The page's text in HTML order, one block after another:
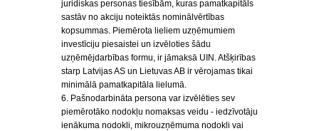
juridiskas personas tiesībām, kuras pamatkapitāls
sastāv no akciju noteiktās nominālvērtības
kopsummas. Piemērota lieliem uzņēmumiem
investīciju piesaistei un izvēloties šādu
uzņēmējdarbības formu, ir jāmaksā UIN. Atšķirības
starp Latvijas AS un Lietuvas AB ir vērojamas tikai
minimālā pamatkapitāla lielumā.
6. Pašnodarbināta persona var izvēlēties sev
piemērotāko nodokļu nomaksas veidu - iedzīvotāju
ienākuma nodokli, mikrouzņēmuma nodokli vai